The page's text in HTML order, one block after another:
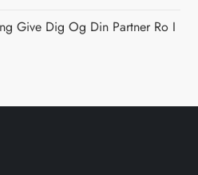
Give Dig Og Din Partner Ro I